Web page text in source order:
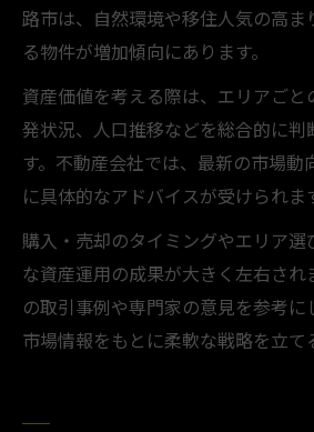
路市は、自然環境や移住人気の高
る物件が増加傾向にあります。
資産価値を考える際は、エリアご
発状況、人口推移などを総合的に判
す。不動産会社では、最新の市場動
に具体的なアドバイスが受けられま
購入・売却のタイミングやエリア選
な資産運用の成果が大きく左右され
の取引事例や専門家の意見を参考
市場情報をもとに柔軟な戦略を立て